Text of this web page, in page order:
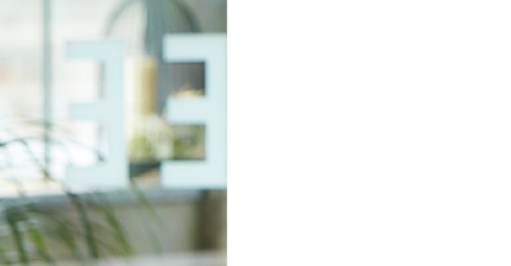
繳費後需取消欲退款等相關疑問，請聯繫「AFTEE先享後
https://netprotections.freshdesk.com/support/home
科技股份有限公司提供之「AFTEE先享後付」服務完成之
務之必要範圍內提供個人資料，並將交易相關給付款項請
沛科技股份有限公司。
料處理事宜，請瀏覽以下網址：
#terms3
用者請事先徵得法定代理人或監護人之同意方可使用
付」，若未經同意申辦者引起之損失，本公司不負相關責
NT$2,000(含以上)免運費
運
滿NT$2,000(含以上)免運費